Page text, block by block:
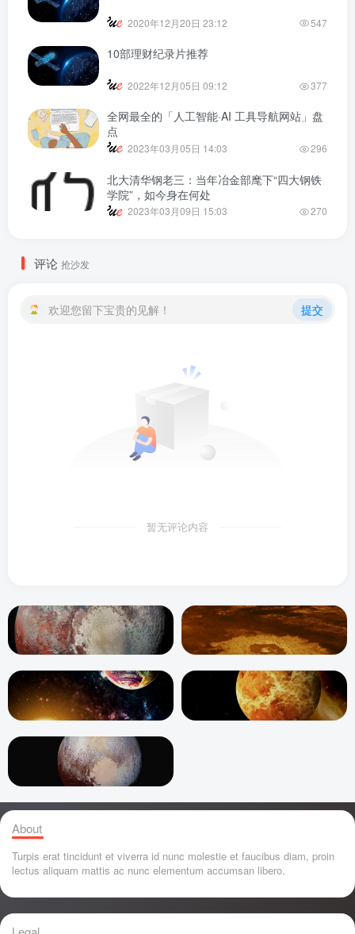
2020年12月20日 23:12 547
10部理财纪录片推荐
2022年12月05日 09:12 377
全网最全的「人工智能·AI 工具导航网站」盘
点
2023年03月05日 14:03 296
北大清华钢老三：当年冶金部麾下“四大钢铁
学院”，如今身在何处
2023年03月09日 15:03 270
评论 抢沙发
欢迎您留下宝贵的见解！ 提交
暂无评论内容
About
Turpis erat tincidunt et viverra id nunc molestie et faucibus diam, proin
lectus aliquam mattis ac nunc elementum accumsan libero.